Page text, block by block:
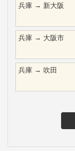
兵庫 → 新大阪
兵庫 → 大阪市
兵庫 → 吹田